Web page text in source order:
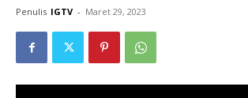
Penulis IGTV - Maret 29, 2023